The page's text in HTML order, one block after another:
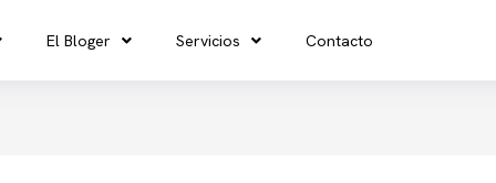
El Bloger Servicios Contacto